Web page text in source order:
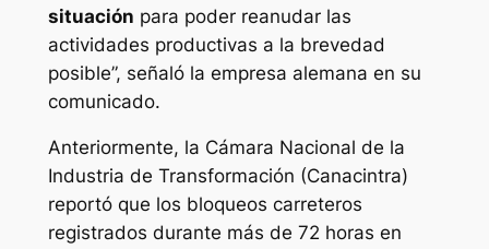
situación para poder reanudar las
actividades productivas a la brevedad
posible”, señaló la empresa alemana en su
comunicado.
Anteriormente, la Cámara Nacional de la
Industria de Transformación (Canacintra)
reportó que los bloqueos carreteros
registrados durante más de 72 horas en